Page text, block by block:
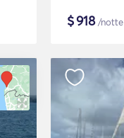
$918/notte